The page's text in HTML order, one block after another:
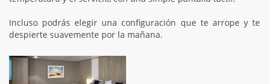
Incluso podrás elegir una configuración que te arrope y te
despierte suavemente por la mañana.